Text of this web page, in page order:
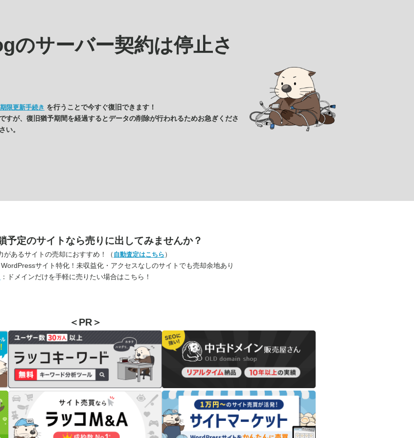
のサーバー契約は停止さ
限更新手続き を行うことで今すぐ復旧できます！
すが、復旧猶予期間を経過するとデータの削除が行われるためお急ぎくださ
い。
予定のサイトなら売りに出してみませんか？
があるサイトの売却におすすめ！（ 自動査定はこちら ）
WordPressサイト特化！未収益化・アクセスなしのサイトでも売却余地あり
：ドメインだけを手軽に売りたい場合はこちら！
＜PR＞